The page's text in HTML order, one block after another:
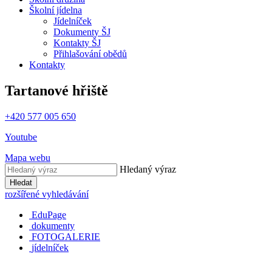
Školní jídelna
Jídelníček
Dokumenty ŠJ
Kontakty ŠJ
Přihlašování obědů
Kontakty
Tartanové hřiště
+420 577 005 650
Youtube
Mapa webu
Hledaný výraz
Hledat
rozšířené vyhledávání
EduPage
dokumenty
FOTOGALERIE
jídelníček